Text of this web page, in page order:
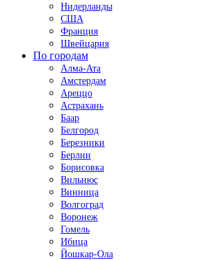
Нидерланды
США
Франция
Швейцария
По городам
Алма-Ата
Амстердам
Ареццо
Астрахань
Баар
Белгород
Березники
Берлин
Борисовка
Вильнюс
Винница
Волгоград
Воронеж
Гомель
Ибица
Йошкар-Ола